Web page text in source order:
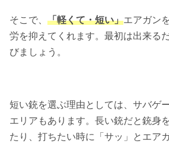
そこで、 「軽くて・短い」エアガン
労を抑えてくれます。最初は出来る
びましょう。
短い銃を選ぶ理由としては、サバゲ
エリアもあります。長い銃だと銃身
たり、打ちたい時に「サッ」とエア